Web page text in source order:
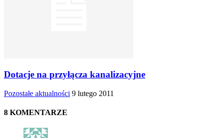
Dotacje na przyłącza kanalizacyjne
Pozostałe aktualności 9 lutego 2011
8 KOMENTARZE